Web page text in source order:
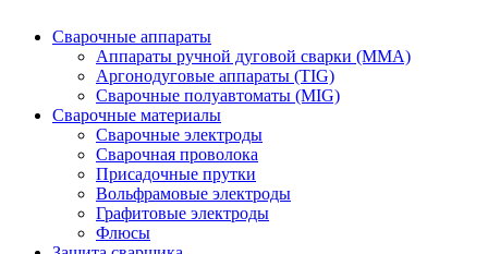
Сварочные аппараты
Аппараты ручной дуговой сварки (MMA)
Аргонодуговые аппараты (TIG)
Сварочные полуавтоматы (MIG)
Сварочные материалы
Сварочные электроды
Сварочная проволока
Присадочные прутки
Вольфрамовые электроды
Графитовые электроды
Флюсы